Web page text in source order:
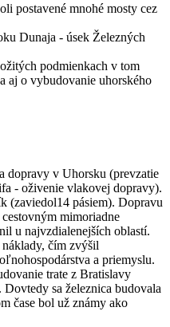
postavené mnohé mosty cez
Dunaja - úsek Železných
podmienkach v tom
aj o vybudovanie uhorského
dopravy v Uhorsku (prevzatie
- oživenie vlakovej dopravy).
(zaviedol14 pásiem). Dopravu
mimoriadne
u najvzdialenejších oblastí.
čím zvýšil
a priemyslu.
trate z Bratislavy
sa železnica budovala
čase bol už známy ako